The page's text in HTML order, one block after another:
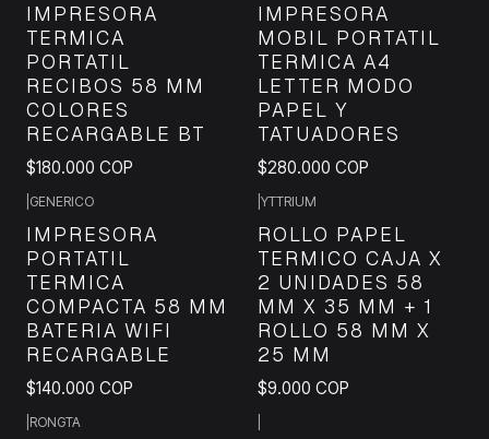
IMPRESORA
TERMICA
PORTATIL
RECIBOS 58 MM
COLORES
RECARGABLE BT
$180.000 COP
IMPRESORA
MOBIL PORTATIL
TERMICA A4
LETTER MODO
PAPEL Y
TATUADORES
$280.000 COP
GENERICO
IMPRESORA
PORTATIL
TERMICA
COMPACTA 58 MM
BATERIA WIFI
RECARGABLE
$140.000 COP
YTTRIUM
ROLLO PAPEL
TERMICO CAJA X
2 UNIDADES 58
MM X 35 MM + 1
ROLLO 58 MM X
25 MM
$9.000 COP
RONGTA